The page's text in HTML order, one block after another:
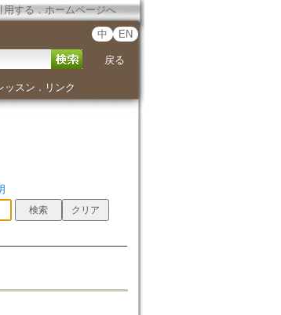
用する ． ホームページへ
中 EN
戻る
ッスン ． リンク